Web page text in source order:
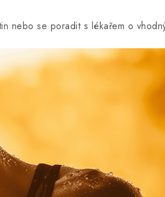
nebo se poradit s lékařem o